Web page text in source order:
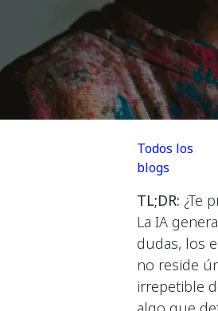
Todos los
blogs
TL;DR: ¿Te
La IA
dudas, los
no reside
irrepetible